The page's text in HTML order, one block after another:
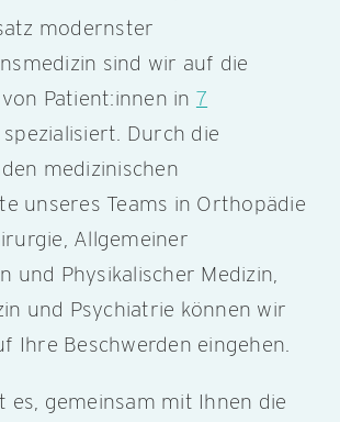
modernster
sind wir auf die
Patient:innen in 7
spezialisiert. Durch die
medizinischen
unseres Teams in Orthopädie
Allgemeiner
und Physikalischer Medizin,
und Psychiatrie können wir
Ihre Beschwerden eingehen.
es, gemeinsam mit Ihnen die